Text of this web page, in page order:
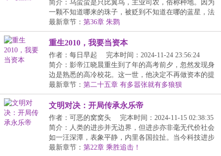
简介：乌蛮蛮是只比翼鸟，主业司农，俗称种地。因为
一颗不知道哪来的珠子，被贬到不知道在哪的蓝星，法
力...
最新章节： 第36章 朱鹮
重生2010，我要当资本
作者：每日早起
完本时间：2024-11-24 23:56:24
简介：影帝江晓晨重生到了年的高考前夕，忽然发现身
边是熟悉的高冷校花。这一世，他决定不再做资本的提
线...
最新章节： 第二十五章 有多嚣张就有多狼狈
文明对决：开局传承永乐帝
作者：可恶的窝窝头
完本时间：2024-11-15 02:38:35
简介：人类的进步并无边界，但进步亦非毫无代价社会
如一汪深潭，表象平静，内里各国拉扯。当今科技进步
缓...
最新章节： 第22章 乘胜追击！